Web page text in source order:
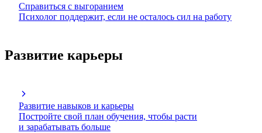
Справиться с выгоранием
Психолог поддержит, если не осталось сил на работу
Развитие карьеры
Развитие навыков и карьеры
Постройте свой план обучения, чтобы расти
и зарабатывать больше